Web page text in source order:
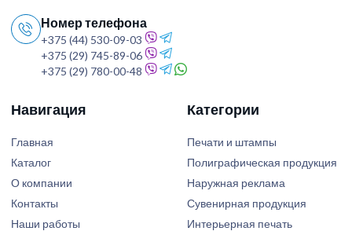
Номер телефона
+375 (44) 530-09-03
+375 (29) 745-89-06
+375 (29) 780-00-48
Навигация
Главная
Каталог
О компании
Контакты
Наши работы
Категории
Печати и штампы
Полиграфическая продукция
Наружная реклама
Сувенирная продукция
Интерьерная печать